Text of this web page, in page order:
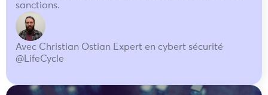
sanctions.
Avec Christian Ostian Expert en cybert sécurité
@LifeCycle